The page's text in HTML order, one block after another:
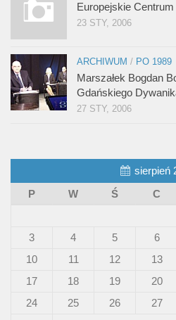
Europejskie
23 STY, 2006
ARCHIWUM / PO 1989
Marszałek Bogdan
Gdańskiego
27 STY, 2006
sierpień
P
W Ś C
3
4 5 6
10
11 12 13
17
18 19 20
24
25 26 27